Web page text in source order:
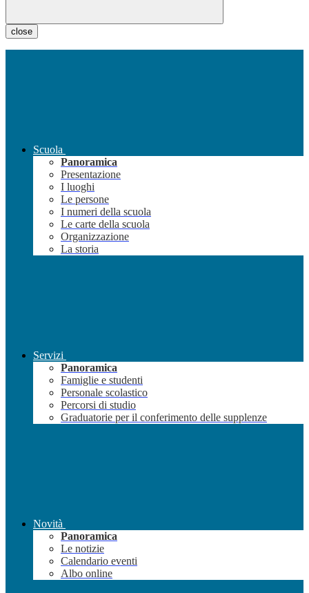
close
Scuola
Panoramica
Presentazione
I luoghi
Le persone
I numeri della scuola
Le carte della scuola
Organizzazione
La storia
Servizi
Panoramica
Famiglie e studenti
Personale scolastico
Percorsi di studio
Graduatorie per il conferimento delle supplenze
Novità
Panoramica
Le notizie
Calendario eventi
Albo online